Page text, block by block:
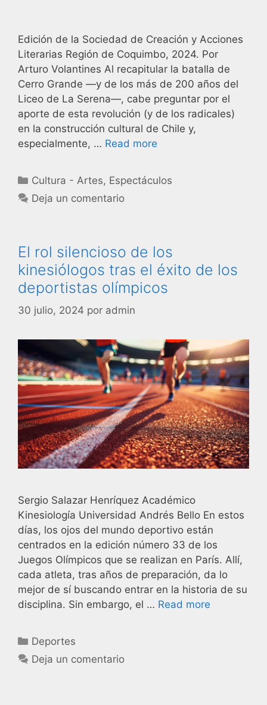
Edición de la Sociedad de Creación y Acciones
Literarias Región de Coquimbo, 2024. Por
Arturo Volantines Al recapitular la batalla de
Cerro Grande —y de los más de 200 años del
Liceo de La Serena—, cabe preguntar por el
aporte de esta revolución (y de los radicales)
en la construcción cultural de Chile y,
especialmente, … Read more
Cultura - Artes, Espectáculos
Deja un comentario
El rol silencioso de los
kinesiólogos tras el éxito de los
deportistas olímpicos
30 julio, 2024 por admin
Sergio Salazar Henríquez Académico
Kinesiología Universidad Andrés Bello En estos
días, los ojos del mundo deportivo están
centrados en la edición número 33 de los
Juegos Olímpicos que se realizan en París. Allí,
cada atleta, tras años de preparación, da lo
mejor de sí buscando entrar en la historia de su
disciplina. Sin embargo, el … Read more
Deportes
Deja un comentario